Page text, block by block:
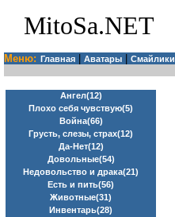
MitoSa.NET
Меню: Главная Аватары Смайлики
Ангел(12)
Плохо себя чувствую(5)
Война(66)
Грусть, слезы, страх(12)
Да-Нет(12)
Довольные(54)
Недовольство и драка(21)
Есть и пить(56)
Животные(31)
Инвентарь(28)